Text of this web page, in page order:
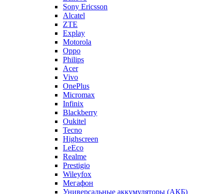
Sony Ericsson
Alcatel
ZTE
Explay
Motorola
Oppo
Philips
Acer
Vivo
OnePlus
Micromax
Infinix
Blackberry
Oukitel
Tecno
Highscreen
LeEco
Realme
Prestigio
Wileyfox
Мегафон
Универсальные аккумуляторы (АКБ)